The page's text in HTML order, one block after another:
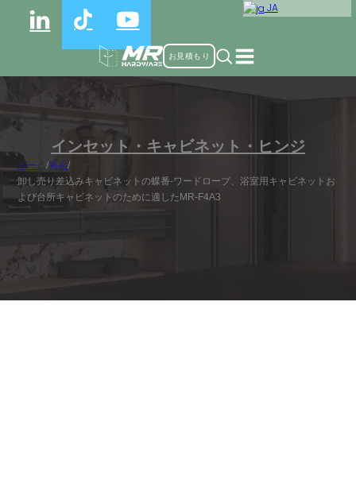
JA
お見積もり
インセット・キャビネット・ヒンジ
ホーム/商品/
卸し売り差込みキャビネットの蝶番-ワードローブ、浴室用キャビネットお
よび台所キャビネットのために適したMR-F4A3